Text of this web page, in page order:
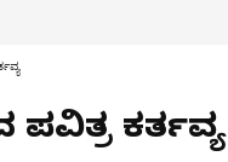
ಪವಿತ್ರ ಕರ್ತವ್ಯ